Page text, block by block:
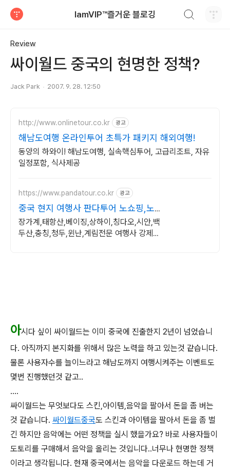
IamVIP™즐거운 블로깅
Review
싸이월드 중국의 현명한 정책?
Jack Park 2007. 9. 28. 12:50
http://www.onlinetour.co.kr 광고
해남도여행 온라인투어 초특가 패키지 해외여행!
동양의 하와이! 해남도여행, 실속핵심투어, 고급리조트, 자유
일정포함, 식사제공
https://www.pandatour.co.kr 광고
중국 현지 여행사 판다투어 노쇼핑,노
옵션,노팁
장가계,태항산,베이징,상하이,칭다오,시안,백
두산,충칭,청두,윈난,계림전문 여행사 강제쇼
아시다 싶이 싸이월드는 이미 중국에 진출한지 2년이 넘었습니
다. 아직까지 본지화를 위해서 많은 노력을 하고 있는것 같습니다.
물론 사용자수를 늘이느라고 해남도까지 여행시켜주는 이벤트도
몇번 진행했던것 같고..
....
싸이월드는 무엇보다도 스킨,아이템,음악을 팔아서 돈을 좀 버는
것 같습니다. 싸이월드중국도 스킨과 아이템을 팔아서 돈을 좀 벌
긴 하지만 음악에는 어떤 정책을 실시 했을가요? 바로 사용자들이
도토리를 구매해서 음악을 올리는 것입니다..너무나 현명한 정책
이라고 생각됩니다. 현재 중국에서는 음악을 다운로드 하는데 거